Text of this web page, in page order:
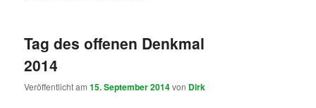
Tag des offenen Denkmal
2014
Veröffentlicht am15. September 2014von Dirk